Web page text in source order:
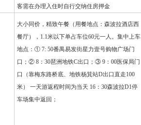
客需在办理入住时自行交纳住房押金
大小同价，精致午餐（用餐地点：森波拉酒店西
餐厅），1.1米以下单占车位60元一人。集中上车
地点：① 7: 50番禺易发街星力壹号购物广场门
口；② 8：30琶洲地铁C出口；③ 9：00医保局门
口（靠梅东路桥底、地铁杨箕站D出口直走100
米） 一天游返程时间为当天 16：30森波拉D1停
车场集中返回；